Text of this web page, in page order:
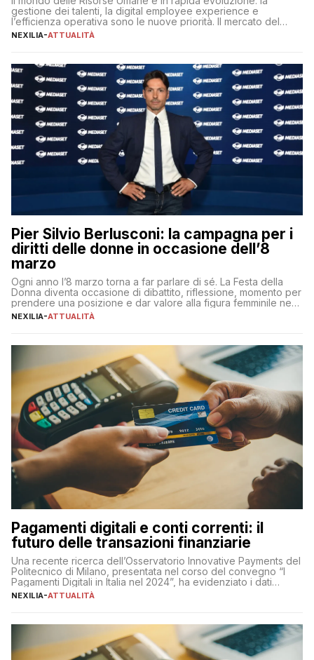
gestione dei talenti, la digital employee experience e
l’efficienza operativa sono le nuove priorità. Il mercato del
lavoro, d’altra parte, è sempre più competitivo con una lotta
NEXILIA-ATTUALITÀ
Pier Silvio Berlusconi: la campagna per i
diritti delle donne in occasione dell’8
marzo
Ogni anno l’8 marzo torna a far parlare di sé. La Festa della
Donna diventa occasione di dibattito, riflessione, momento per
prendere una posizione e dar valore alla figura femminile nella
sua complessità e crucialità. A lanciare un messaggio “forte e
NEXILIA-ATTUALITÀ
Pagamenti digitali e conti correnti: il
futuro delle transazioni finanziarie
Una recente ricerca dell’Osservatorio Innovative Payments del
Politecnico di Milano, presentata nel corso del convegno “I
Pagamenti Digitali in Italia nel 2024”, ha evidenziato i dati
definitivi del primo semestre 2024 relativamente alle
NEXILIA-ATTUALITÀ